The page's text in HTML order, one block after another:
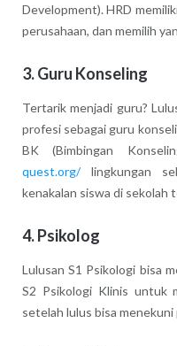
Development). HRD
perusahaan, dan memilih
3. Guru Konseling
Tertarik menjadi guru?
profesi sebagai guru
BK (Bimbingan
quest.org/lingkungan
kenakalan siswa di sekolah
4. Psikolog
Lulusan S1 Psikologi bisa
S2 Psikologi Klinis untuk
setelah lulus bisa